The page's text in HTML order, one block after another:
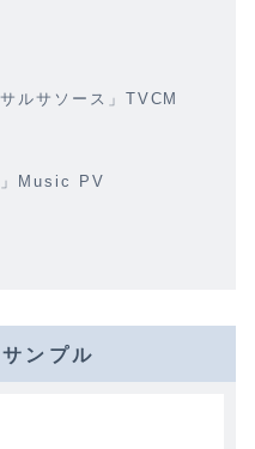
ルサソース」TVCM
」Music PV
ンプル